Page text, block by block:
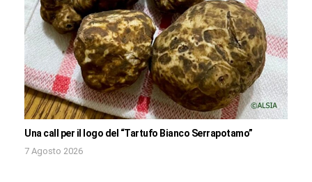
Una call per il logo del “Tartufo Bianco Serrapotamo”
7 Agosto 2026